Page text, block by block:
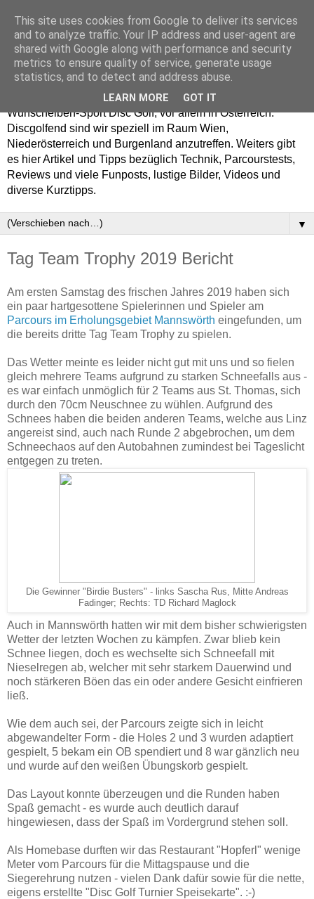
Enjoy Disc Golf and let
your Putterfly
Auf putterfly.at dreht sich alles um den Frisbee- bzw.
Wurfscheiben-Sport Disc Golf, vor allem in Österreich.
Discgolfend sind wir speziell im Raum Wien,
Niederösterreich und Burgenland anzutreffen. Weiters gibt
es hier Artikel und Tipps bezüglich Technik, Parcourstests,
Reviews und viele Funposts, lustige Bilder, Videos und
diverse Kurztipps.
▼
Tag Team Trophy 2019 Bericht
Am ersten Samstag des frischen Jahres 2019 haben sich
ein paar hartgesottene Spielerinnen und Spieler am
Parcours im Erholungsgebiet Mannswörth eingefunden, um
die bereits dritte Tag Team Trophy zu spielen.
Das Wetter meinte es leider nicht gut mit uns und so fielen
gleich mehrere Teams aufgrund zu starken Schneefalls aus -
es war einfach unmöglich für 2 Teams aus St. Thomas, sich
durch den 70cm Neuschnee zu wühlen. Aufgrund des
Schnees haben die beiden anderen Teams, welche aus Linz
angereist sind, auch nach Runde 2 abgebrochen, um dem
Schneechaos auf den Autobahnen zumindest bei Tageslicht
entgegen zu treten.
Die Gewinner "Birdie Busters" - links Sascha Rus, Mitte Andreas
Fadinger; Rechts: TD Richard Maglock
Auch in Mannswörth hatten wir mit dem bisher schwierigsten
Wetter der letzten Wochen zu kämpfen. Zwar blieb kein
Schnee liegen, doch es wechselte sich Schneefall mit
Nieselregen ab, welcher mit sehr starkem Dauerwind und
noch stärkeren Böen das ein oder andere Gesicht einfrieren
ließ.
Wie dem auch sei, der Parcours zeigte sich in leicht
abgewandelter Form - die Holes 2 und 3 wurden adaptiert
gespielt, 5 bekam ein OB spendiert und 8 war gänzlich neu
und wurde auf den weißen Übungskorb gespielt.
Das Layout konnte überzeugen und die Runden haben
Spaß gemacht - es wurde auch deutlich darauf
hingewiesen, dass der Spaß im Vordergrund stehen soll.
Als Homebase durften wir das Restaurant "Hopferl" wenige
Meter vom Parcours für die Mittagspause und die
Siegerehrung nutzen - vielen Dank dafür sowie für die nette,
eigens erstellte "Disc Golf Turnier Speisekarte". :-)
This site uses cookies from Google to deliver its services
and to analyze traffic. Your IP address and user-agent are
shared with Google along with performance and security
metrics to ensure quality of service, generate usage
statistics, and to detect and address abuse.
LEARN MORE GOT IT